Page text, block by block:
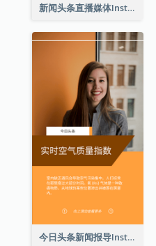
新闻头条直播媒体Instagram限时动态
今日头条新闻报导Instagram限时动态